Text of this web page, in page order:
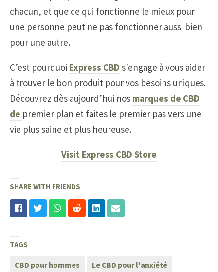
chacun, et que ce qui fonctionne le mieux pour
une personne peut ne pas fonctionner aussi bien
pour une autre.
C’est pourquoi Express CBD s’engage à vous aider
à trouver le bon produit pour vos besoins uniques.
Découvrez dès aujourd’hui nos marques de CBD
de premier plan et faites le premier pas vers une
vie plus saine et plus heureuse.
Visit Express CBD Store
SHARE WITH FRIENDS
TAGS
CBD pour hommes Le CBD pour l'anxiété